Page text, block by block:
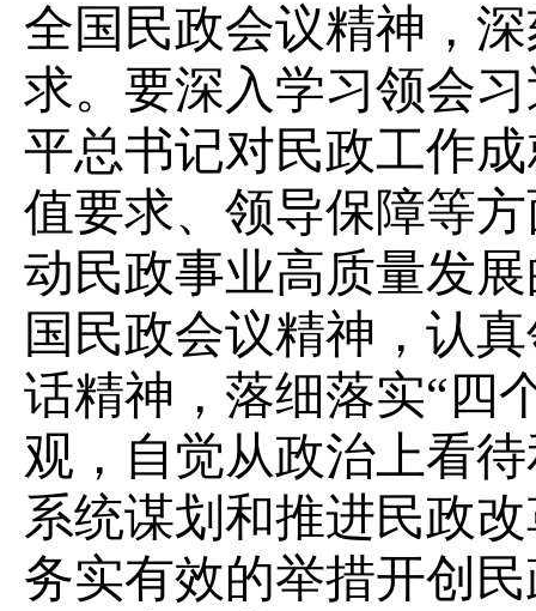
全国民政会议精神，
求。要深入学习领会
平总书记对民政工作
值要求、领导保障等
动民政事业高质量发
国民政会议精神，认
话精神，落细落实“四
观，自觉从政治上看
系统谋划和推进民政
务实有效的举措开创